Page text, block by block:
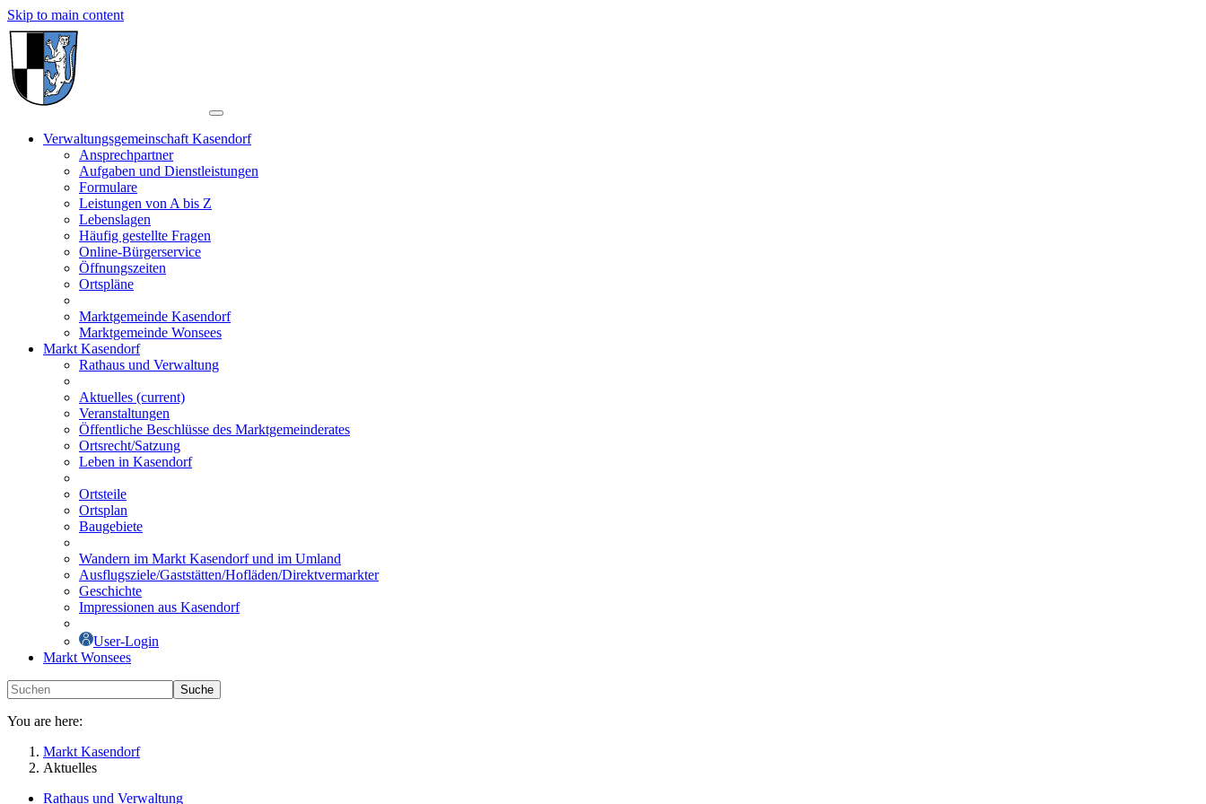
Skip to main content
Verwaltungsgemeinschaft Kasendorf
Ansprechpartner
Aufgaben und Dienstleistungen
Formulare
Leistungen von A bis Z
Lebenslagen
Häufig gestellte Fragen
Online-Bürgerservice
Öffnungszeiten
Ortspläne
Marktgemeinde Kasendorf
Marktgemeinde Wonsees
Markt Kasendorf
Rathaus und Verwaltung
Aktuelles (current)
Veranstaltungen
Öffentliche Beschlüsse des Marktgemeinderates
Ortsrecht/Satzung
Leben in Kasendorf
Ortsteile
Ortsplan
Baugebiete
Wandern im Markt Kasendorf und im Umland
Ausflugsziele/Gaststätten/Hofläden/Direktvermarkter
Geschichte
Impressionen aus Kasendorf
User-Login
Markt Wonsees
Suche
You are here:
Markt Kasendorf
Aktuelles
Rathaus und Verwaltung